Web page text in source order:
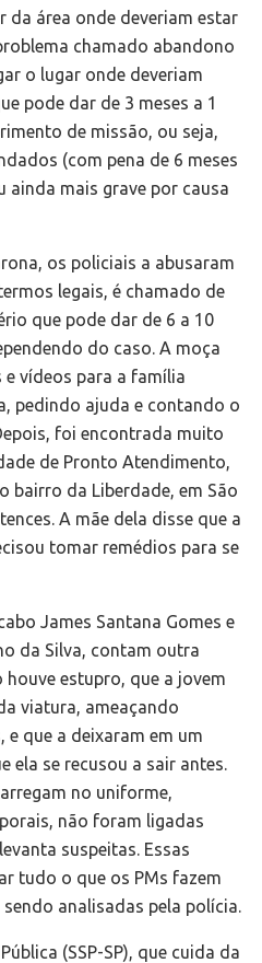
da área onde deveriam estar
chamado abandono
o lugar onde deveriam
pode dar de 3 meses a 1
de missão, ou seja,
(com pena de 6 meses
ainda mais grave por causa
os policiais a abusaram
legais, é chamado de
que pode dar de 6 a 10
do caso. A moça
vídeos para a família
pedindo ajuda e contando o
foi encontrada muito
de Pronto Atendimento,
da Liberdade, em São
A mãe dela disse que a
tomar remédios para se
James Santana Gomes e
da Silva, contam outra
houve estupro, que a jovem
viatura, ameaçando
e que a deixaram em um
ela se recusou a sair antes.
no uniforme,
não foram ligadas
suspeitas. Essas
tudo o que os PMs fazem
analisadas pela polícia.
(SSP-SP), que cuida da